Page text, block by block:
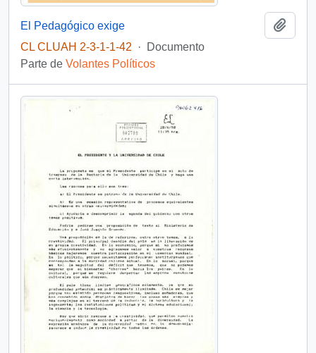
El Pedagógico exige
CL CLUAH 2-3-1-1-42
·
Documento
Parte de Volantes Políticos